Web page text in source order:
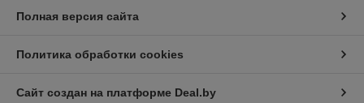
Полная версия сайта
Политика обработки cookies
Сайт создан на платформе Deal.by